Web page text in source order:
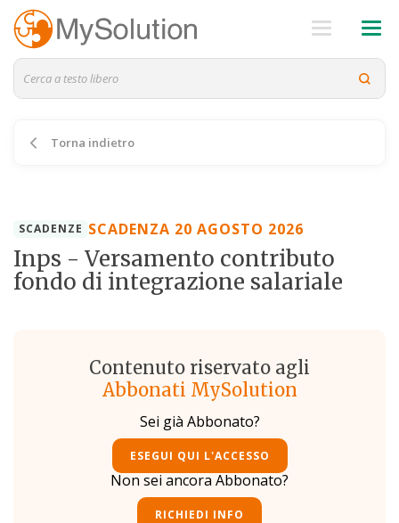
Torna indietro
SCADENZE SCADENZA 20 AGOSTO 2026
Inps - Versamento contributo
fondo di integrazione salariale
Contenuto riservato agli
Abbonati MySolution
Sei già Abbonato?
ESEGUI QUI L'ACCESSO
Non sei ancora Abbonato?
RICHIEDI INFO